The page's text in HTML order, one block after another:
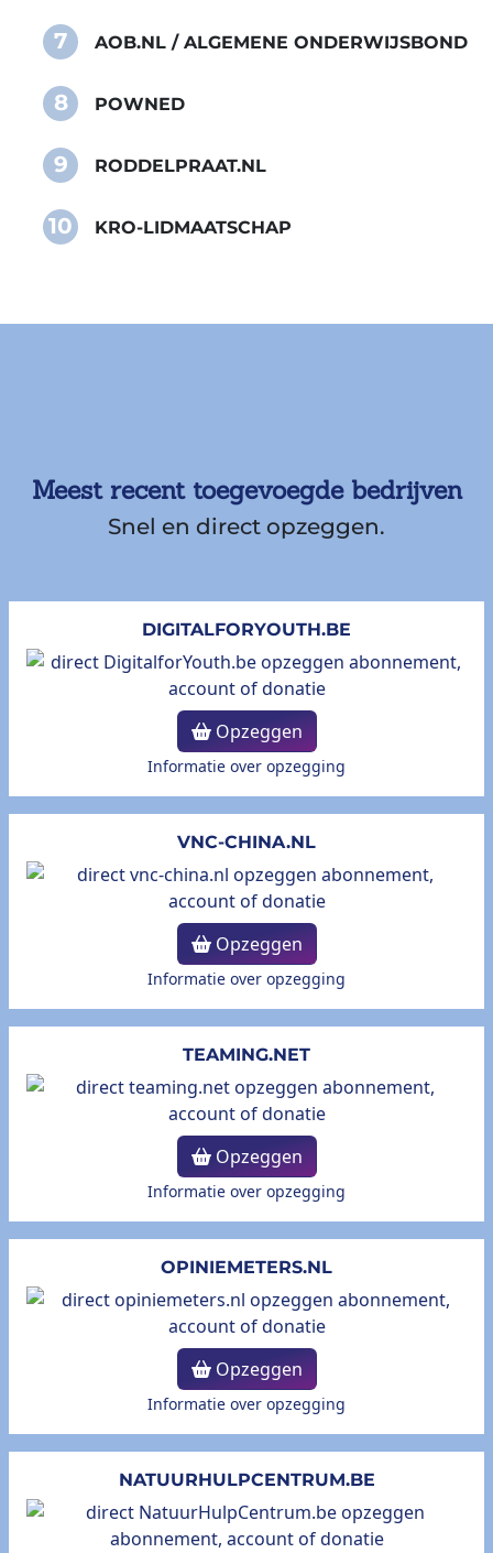
7 AOB.NL / ALGEMENE ONDERWIJSBOND
8 POWNED
9 RODDELPRAAT.NL
10 KRO-LIDMAATSCHAP
Meest recent toegevoegde bedrijven
Snel en direct opzeggen.
DIGITALFORYOUTH.BE
Opzeggen
Informatie over opzegging
VNC-CHINA.NL
Opzeggen
Informatie over opzegging
TEAMING.NET
Opzeggen
Informatie over opzegging
OPINIEMETERS.NL
Opzeggen
Informatie over opzegging
NATUURHULPCENTRUM.BE